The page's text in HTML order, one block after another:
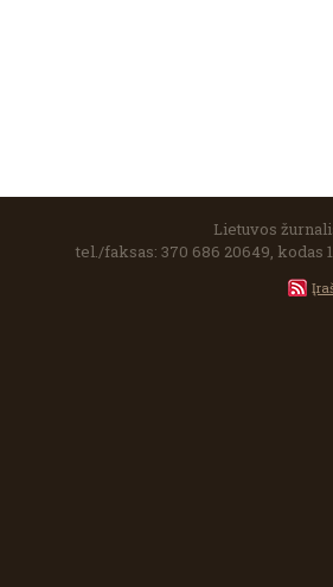
Lietuvos
tel./faksas: 370 686 20649, kodas